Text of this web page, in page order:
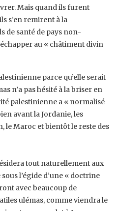
Mais quand ils furent
s’en remirent ‎à la
de santé de pays non-
‎au « châtiment divin
parce qu’elle serait
‎n’a pas hésité à la briser en
palestinienne a « normalisé
avant la Jordanie, les
le Maroc et ‎bientôt le reste des
tout naturellement aux
‎l’égide d’une « doctrine
avec beaucoup de
ulémas, comme viendra le